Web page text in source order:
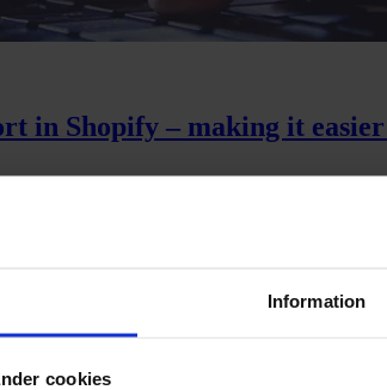
Information
cookies
in Shopify – making it
beslut – inte styra dem